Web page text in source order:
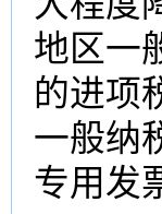
地区一
的进项
一般纳
专用发